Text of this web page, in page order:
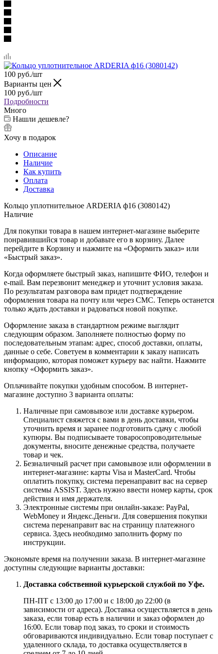
100 руб./шт
Варианты цен
100 руб./шт
Подробности
Много
Нашли дешевле?
Хочу в подарок
Описание
Наличие
Как купить
Оплата
Доставка
Кольцо уплотнительное ARDERIA ф16 (3080142)
Наличие
Для покупки товара в нашем интернет-магазине выберите
понравившийся товар и добавьте его в корзину. Далее
перейдите в Корзину и нажмите на «Оформить заказ» или
«Быстрый заказ».
Когда оформляете быстрый заказ, напишите ФИО, телефон и
e-mail. Вам перезвонит менеджер и уточнит условия заказа.
По результатам разговора вам придет подтверждение
оформления товара на почту или через СМС. Теперь останется
только ждать доставки и радоваться новой покупке.
Оформление заказа в стандартном режиме выглядит
следующим образом. Заполняете полностью форму по
последовательным этапам: адрес, способ доставки, оплаты,
данные о себе. Советуем в комментарии к заказу написать
информацию, которая поможет курьеру вас найти. Нажмите
кнопку «Оформить заказ».
Оплачивайте покупки удобным способом. В интернет-
магазине доступно 3 варианта оплаты:
Наличные при самовывозе или доставке курьером.
Специалист свяжется с вами в день доставки, чтобы
уточнить время и заранее подготовить сдачу с любой
купюры. Вы подписываете товаросопроводительные
документы, вносите денежные средства, получаете
товар и чек.
Безналичный расчет при самовывозе или оформлении в
интернет-магазине: карты Visa и MasterCard. Чтобы
оплатить покупку, система перенаправит вас на сервер
системы ASSIST. Здесь нужно ввести номер карты, срок
действия и имя держателя.
Электронные системы при онлайн-заказе: PayPal,
WebMoney и Яндекс.Деньги. Для совершения покупки
система перенаправит вас на страницу платежного
сервиса. Здесь необходимо заполнить форму по
инструкции.
Экономьте время на получении заказа. В интернет-магазине
доступны следующие варианты доставки:
Доставка собственной курьерской службой по Уфе.
ПН-ПТ с 13:00 до 17:00 и с 18:00 до 22:00 (в
зависимости от адреса). Доставка осуществляется в день
заказа, если товар есть в наличии и заказ оформлен до
16:00. Если товар под заказ, то сроки и стоимость
обговариваются индивидуально. Если товар поступает с
удаленного склада, то доставка осуществляется в